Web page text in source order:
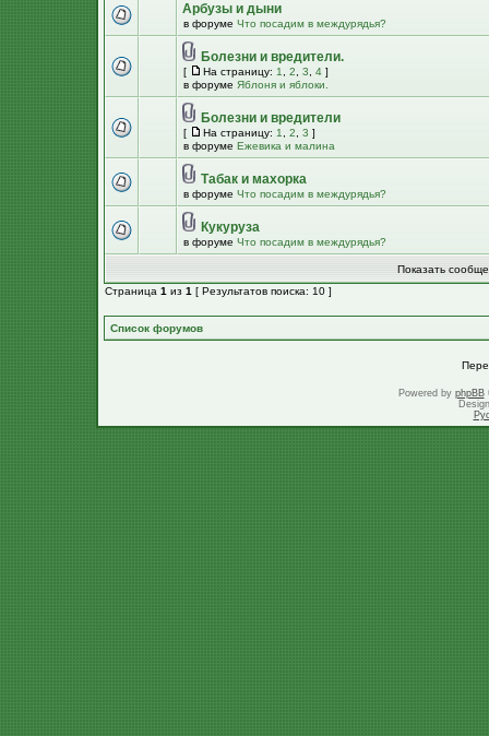
Арбузы и дыни
в форуме Что посадим в междурядья?
Болезни и вредители.
[ На страницу: 1 2 3 4 ]
в форуме Яблоня и яблоки.
Болезни и вредители
[ На страницу: 1 2 3 ]
в форуме Ежевика и малина
Табак и махорка
в форуме Что посадим в междурядья?
Кукуруза
в форуме Что посадим в междурядья?
Показать
Страница 1 из 1 [ Результатов поиска: 10 ]
Список форумов
Powered by phpBB